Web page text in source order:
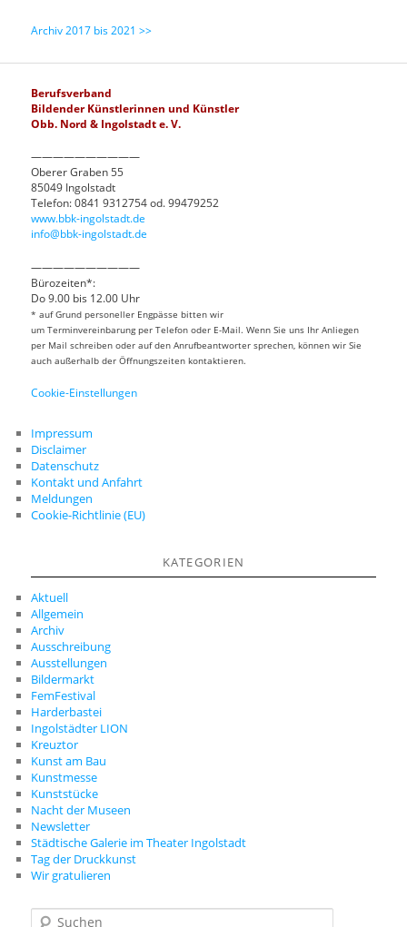
Archiv 2017 bis 2021 >>
Berufsverband
Bildender Künstlerinnen und Künstler
Obb. Nord & Ingolstadt e. V.
——————————
Oberer Graben 55
85049 Ingolstadt
Telefon: 0841 9312754 od. 99479252
www.bbk-ingolstadt.de
info@bbk-ingolstadt.de
——————————
Bürozeiten*:
Do 9.00 bis 12.00 Uhr
* auf Grund personeller Engpässe bitten wir
um Terminvereinbarung per Telefon oder E-Mail. Wenn Sie uns Ihr Anliegen
per Mail schreiben oder auf den Anrufbeantworter sprechen, können wir Sie
auch außerhalb der Öffnungszeiten kontaktieren.
Cookie-Einstellungen
Impressum
Disclaimer
Datenschutz
Kontakt und Anfahrt
Meldungen
Cookie-Richtlinie (EU)
KATEGORIEN
Aktuell
Allgemein
Archiv
Ausschreibung
Ausstellungen
Bildermarkt
FemFestival
Harderbastei
Ingolstädter LION
Kreuztor
Kunst am Bau
Kunstmesse
Kunststücke
Nacht der Museen
Newsletter
Städtische Galerie im Theater Ingolstadt
Tag der Druckkunst
Wir gratulieren